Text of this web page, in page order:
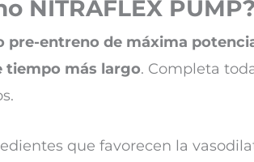
NITRAFLEX PUMP?
pre-entreno de máxima
tiempo más largo. Completa
que favorecen la